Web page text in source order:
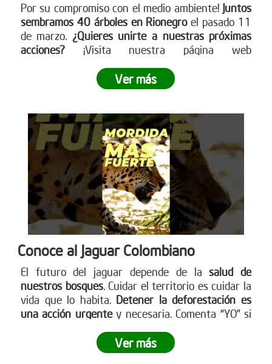
Por su compromiso con el medio ambiente! Juntos
sembramos 40 árboles en Rionegroel pasado 11
de marzo. ¿Quieres unirte a nuestras próximas
acciones?¡Visita nuestra página web
Ver más
Conoce al Jaguar Colombiano
El futuro del jaguar depende de lasalud de
nuestros bosques. Cuidar el territorio es cuidar la
vida que lo habita.Detener la deforestación es
una acción urgentey necesaria. Comenta “YO” si
www.reddearboles.orgVer más